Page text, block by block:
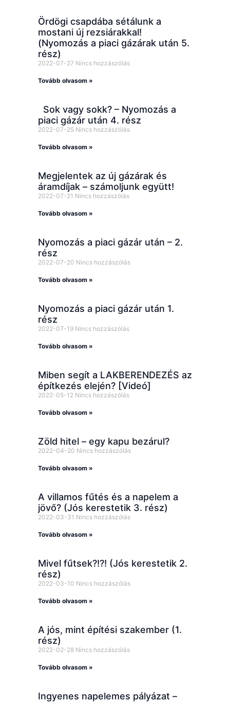
Ördögi csapdába sétálunk a
mostani új rezsiárakkal!
(Nyomozás a piaci gázárak után 5.
rész)
2022-07-27 Nincs hozzászólás
Tovább olvasom »
Sok vagy sokk? – Nyomozás a
piaci gázár után 4. rész
2022-07-25 Nincs hozzászólás
Tovább olvasom »
Megjelentek az új gázárak és
áramdíjak – számoljunk együtt!
2022-07-21 Nincs hozzászólás
Tovább olvasom »
Nyomozás a piaci gázár után – 2.
rész
2022-07-20 Nincs hozzászólás
Tovább olvasom »
Nyomozás a piaci gázár után 1.
rész
2022-07-19 Nincs hozzászólás
Tovább olvasom »
Miben segít a LAKBERENDEZÉS az
építkezés elején? [Videó]
2022-05-12 Nincs hozzászólás
Tovább olvasom »
Zöld hitel – egy kapu bezárul?
2022-04-20 Nincs hozzászólás
Tovább olvasom »
A villamos fűtés és a napelem a
jövő? (Jós kerestetik 3. rész)
2022-03-31 Nincs hozzászólás
Tovább olvasom »
Mivel fűtsek?!?! (Jós kerestetik 2.
rész)
2022-03-10 Nincs hozzászólás
Tovább olvasom »
A jós, mint építési szakember (1.
rész)
2022-02-28 Nincs hozzászólás
Tovább olvasom »
Ingyenes napelemes pályázat –